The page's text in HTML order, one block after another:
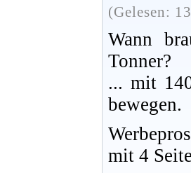
(Gelesen:
Wann
Tonner?
... mit
bewegen.
mit 4